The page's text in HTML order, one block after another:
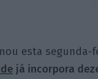
esta segunda-
já incorpora